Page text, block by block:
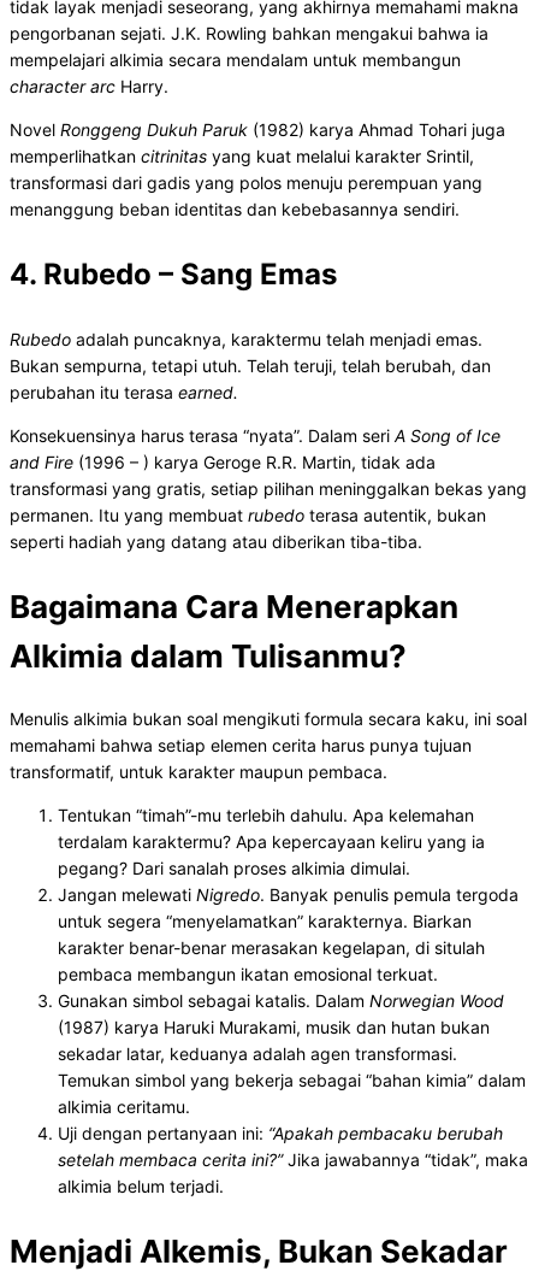
tidak layak menjadi seseorang, yang akhirnya memahami makna
pengorbanan sejati. J.K. Rowling bahkan mengakui bahwa ia
mempelajari alkimia secara mendalam untuk membangun
character arc Harry.
Novel Ronggeng Dukuh Paruk (1982) karya Ahmad Tohari juga
memperlihatkan citrinitas yang kuat melalui karakter Srintil,
transformasi dari gadis yang polos menuju perempuan yang
menanggung beban identitas dan kebebasannya sendiri.
4. Rubedo – Sang Emas
Rubedo adalah puncaknya, karaktermu telah menjadi emas.
Bukan sempurna, tetapi utuh. Telah teruji, telah berubah, dan
perubahan itu terasa earned.
Konsekuensinya harus terasa “nyata”. Dalam seri A Song of Ice
and Fire (1996 – ) karya Geroge R.R. Martin, tidak ada
transformasi yang gratis, setiap pilihan meninggalkan bekas yang
permanen. Itu yang membuat rubedo terasa autentik, bukan
seperti hadiah yang datang atau diberikan tiba-tiba.
Bagaimana Cara Menerapkan
Alkimia dalam Tulisanmu?
Menulis alkimia bukan soal mengikuti formula secara kaku, ini soal
memahami bahwa setiap elemen cerita harus punya tujuan
transformatif, untuk karakter maupun pembaca.
Tentukan “timah”-mu terlebih dahulu. Apa kelemahan
terdalam karaktermu? Apa kepercayaan keliru yang ia
pegang? Dari sanalah proses alkimia dimulai.
Jangan melewati Nigredo. Banyak penulis pemula tergoda
untuk segera “menyelamatkan” karakternya. Biarkan
karakter benar-benar merasakan kegelapan, di situlah
pembaca membangun ikatan emosional terkuat.
Gunakan simbol sebagai katalis. Dalam Norwegian Wood
(1987) karya Haruki Murakami, musik dan hutan bukan
sekadar latar, keduanya adalah agen transformasi.
Temukan simbol yang bekerja sebagai “bahan kimia” dalam
alkimia ceritamu.
Uji dengan pertanyaan ini: “Apakah pembacaku berubah
setelah membaca cerita ini?”Jika jawabannya “tidak”, maka
alkimia belum terjadi.
Menjadi Alkemis, Bukan Sekadar